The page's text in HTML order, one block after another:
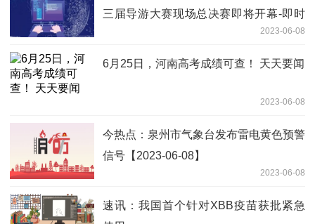
三届导游大赛现场总决赛即将开幕-即时
2023-06-08
6月25日，河南高考成绩可查！ 天天要闻
2023-06-08
今热点：泉州市气象台发布雷电黄色预警
信号【2023-06-08】
2023-06-08
速讯：我国首个针对XBB疫苗获批紧急